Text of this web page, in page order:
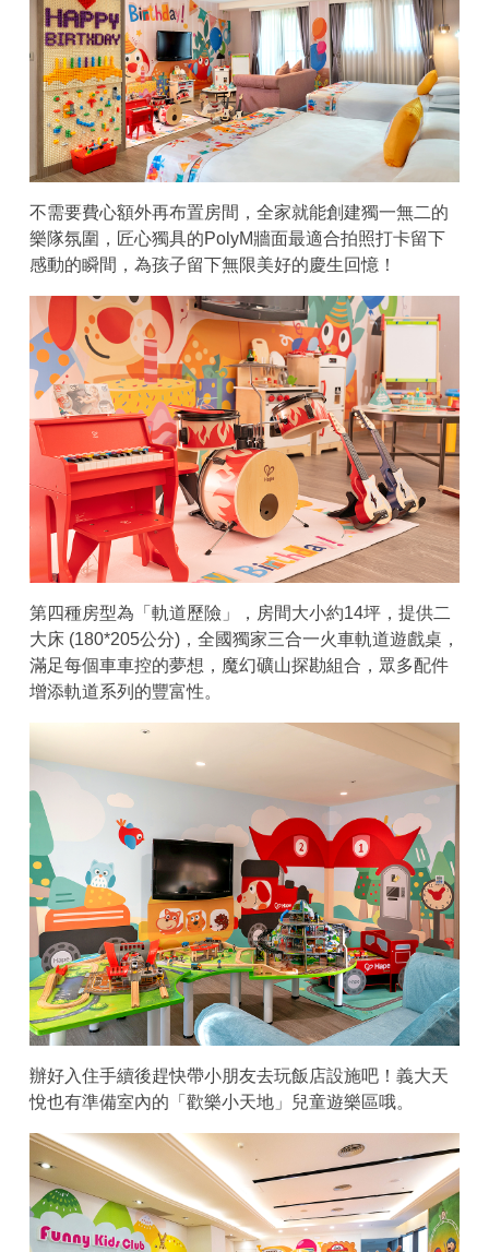
不需要費心額外再布置房間，全家就能創建獨一無二的
樂隊氛圍，匠心獨具的PolyM牆面最適合拍照打卡留下
感動的瞬間，為孩子留下無限美好的慶生回憶！
第四種房型為「軌道歷險」，房間大小約14坪，提供二
大床 (180*205公分)，全國獨家三合一火車軌道遊戲桌，
滿足每個車車控的夢想，魔幻礦山探勘組合，眾多配件
增添軌道系列的豐富性。
辦好入住手續後趕快帶小朋友去玩飯店設施吧！義大天
悅也有準備室內的「歡樂小天地」兒童遊樂區哦。